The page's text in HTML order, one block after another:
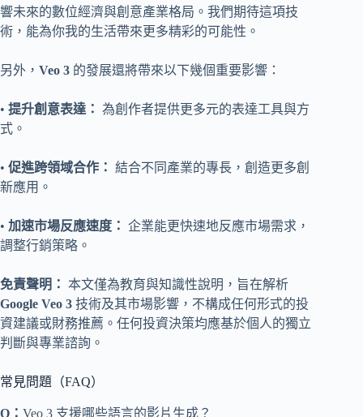
響未來的數位經濟與創意產業格局。我們期待這項技
術，能為你我的生活帶來更多精彩的可能性。
另外， Veo 3 的發展還將帶來以下幾個重要影響：
• 提升創意表達： 為創作者提供更多元的表達工具與方
式。
• 促進跨領域合作： 結合不同產業的專長，創造更多創
新應用。
• 加速市場反應速度： 企業能更快速地反應市場需求，
調整行銷策略。
免責聲明： 本文僅為教育與知識性說明，旨在解析
Google Veo 3 技術及其市場影響，不構成任何形式的投
資建議或財務推薦。任何投資決策均應基於個人的獨立
判斷與專業諮詢。
常見問題（FAQ）
Q： Veo 3 支援哪些語言的影片生成？